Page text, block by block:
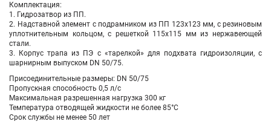
Комплектация:
1. Гидрозатвор из ПП.
2. Надставной элемент с подрамником из ПП 123х123 мм, с резиновым
уплотнительным кольцом, с решеткой 115х115 мм из нержавеющей
стали.
3. Корпус трапа из ПЭ с «тарелкой» для подхвата гидроизоляции, с
шарнирным выпуском DN 50/75.
Присоединительные размеры: DN 50/75
Пропускная способность 0,5 л/с
Максимальная разрешенная нагрузка 300 кг
Температура отводящей жидкости не более 85°С
Срок службы не менее 50 лет